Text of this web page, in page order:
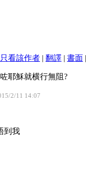
只看該作者 | 翻譯 | 書面
耶穌就横行無阻?
2/11 14:07
到我